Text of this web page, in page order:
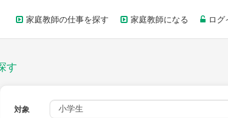
家庭教師の仕事を探す 家庭教師になる ログ
す
対象